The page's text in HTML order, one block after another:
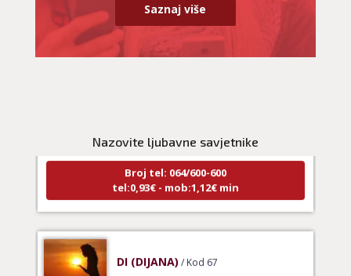
Saznaj više
Nazovite ljubavne savjetnike
Broj tel: 064/600-600
tel:0,93€ - mob:1,12€ min